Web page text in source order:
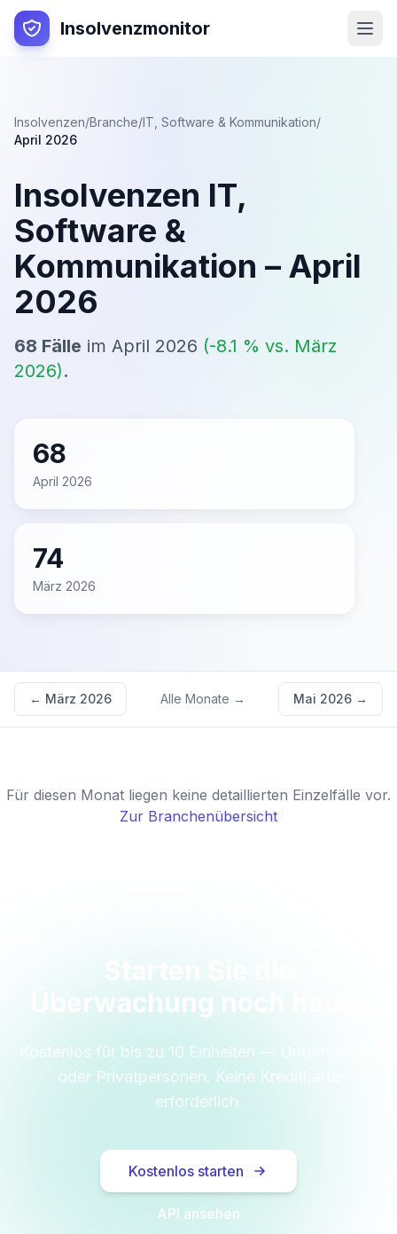
Insolvenzmonitor
Insolvenzen/Branche/IT, Software & Kommunikation/
April 2026
Insolvenzen IT,
Software &
Kommunikation – April
2026
68 Fälle im April 2026 (-8.1 % vs. März
2026).
68
April 2026
74
März 2026
← März 2026 Alle Monate → Mai 2026 →
Für diesen Monat liegen keine detaillierten Einzelfälle vor.
Zur Branchenübersicht
Überwachung noch heute
Kostenlos für bis zu 10 Einheiten — Unternehmen
oder Privatpersonen. Keine Kreditkarte
erforderlich.
Kostenlos starten
API ansehen